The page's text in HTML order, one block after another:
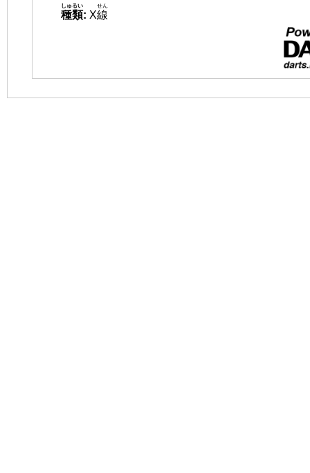
種類
しゅるい
: X線
せん